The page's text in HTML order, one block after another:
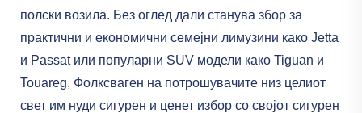
полски возила. Без оглед дали станува збор за
практични и економични семејни лимузини како Jetta
и Passat или популарни SUV модели како Tiguan и
Touareg, Фолксваген на потрошувачите низ целиот
свет им нуди сигурен и ценет избор со својот сигурен